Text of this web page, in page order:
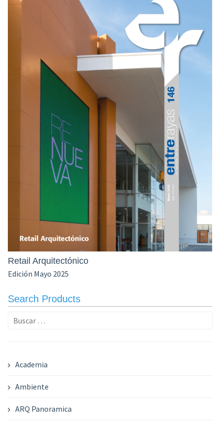
Retail Arquitectónico
Edición Mayo 2025
Search Products
Buscar:
Academia
Ambiente
ARQ Panoramica